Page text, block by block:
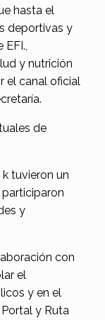
hasta el
deportivas y
y nutrición
el canal oficial
de
k tuvieron un
y
con
el
y en el
y Ruta